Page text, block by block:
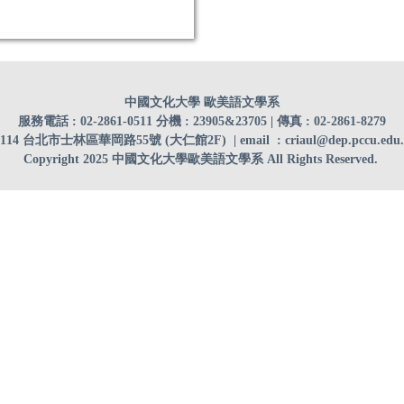
中國文化大學 歐美語文學系
服務電話 : 02-2861-0511 分機 : 23905&23705 | 傳真 : 02-2861-8279
台北市士林區華岡路55號 (大仁館2F)
| email :
Copyright 2025 中國文化大學歐美語文學系 All Rights Reserved.